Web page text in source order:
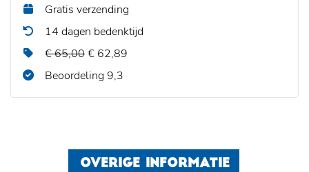
Gratis verzending
14 dagen bedenktijd
€ 65,00€ 62,89
Beoordeling 9,3
OVERIGE INFORMATIE